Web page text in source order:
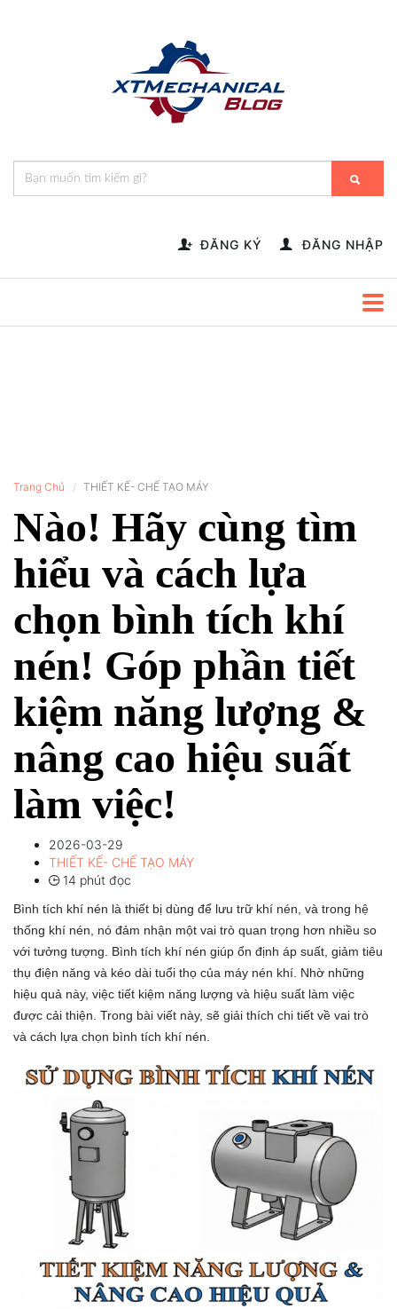
ĐĂNG KÝ ĐĂNG NHẬP
Trang Chủ THIẾT KẾ- CHẾ TẠO MÁY
Nào! Hãy cùng tìm
hiểu và cách lựa
chọn bình tích khí
nén! Góp phần tiết
kiệm năng lượng &
nâng cao hiệu suất
làm việc!
2026-03-29
THIẾT KẾ- CHẾ TẠO MÁY
14 phút đọc
Bình tích khí nén là thiết bị dùng để lưu trữ khí nén, và trong hệ
thống khí nén, nó đảm nhận một vai trò quan trọng hơn nhiều so
với tưởng tượng. Bình tích khí nén giúp ổn định áp suất, giảm tiêu
thụ điện năng và kéo dài tuổi thọ của máy nén khí. Nhờ những
hiệu quả này, việc tiết kiệm năng lượng và hiệu suất làm việc
được cải thiện. Trong bài viết này, sẽ giải thích chi tiết về vai trò
và cách lựa chọn bình tích khí nén.